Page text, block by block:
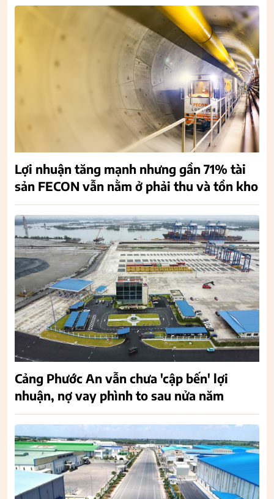
Lợi nhuận tăng mạnh nhưng gần 71% tài
sản FECON vẫn nằm ở phải thu và tồn kho
Cảng Phước An vẫn chưa 'cập bến' lợi
nhuận, nợ vay phình to sau nửa năm